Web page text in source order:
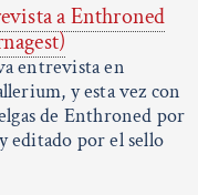
a Enthroned
entrevista en
y esta vez con
de Enthroned por
editado por el sello